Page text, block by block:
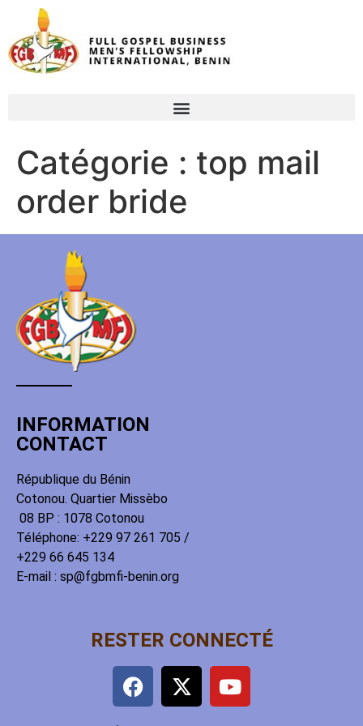
Catégorie : top mail
order bride
INFORMATION
CONTACT
République du Bénin
Cotonou. Quartier Missèbo
08 BP : 1078 Cotonou
Téléphone: +229 97 261 705 /
+229 66 645 134
E-mail : sp@fgbmfi-benin.org
RESTER CONNECTÉ